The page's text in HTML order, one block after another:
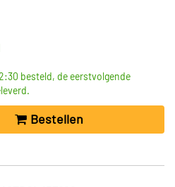
besteld, de eerstvolgende
Bestellen